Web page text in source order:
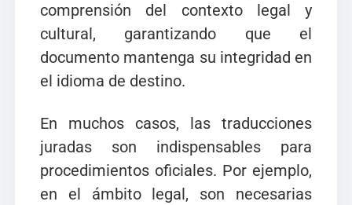
comprensión del contexto legal y
cultural, garantizando que el
documento mantenga su integridad en
el idioma de destino.
En muchos casos, las traducciones
juradas son indispensables para
procedimientos oficiales. Por ejemplo,
en el ámbito legal, son necesarias